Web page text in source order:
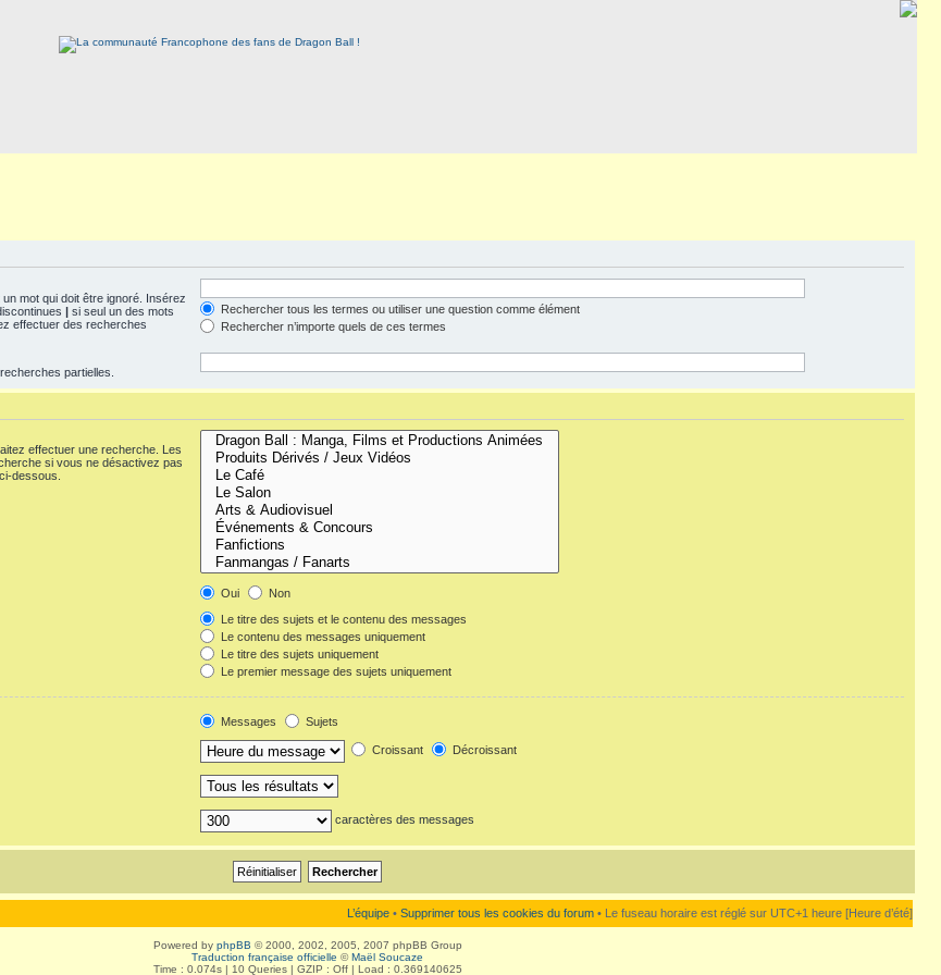
un mot qui doit être ignoré. Insérez
| si seul un des mots
effectuer des recherches
Rechercher tous les termes ou utiliser une question comme élément
Rechercher n’importe quels de ces termes
partielles.
effectuer une recherche. Les
si vous ne désactivez pas
dessous.
Oui
Non
Le titre des sujets et le contenu des messages
Le contenu des messages uniquement
Le titre des sujets uniquement
Le premier message des sujets uniquement
Messages
Sujets
Croissant Décroissant
caractères des messages
L’équipe • Supprimer tous les cookies du forum • Le fuseau horaire est réglé sur UTC+1 heure [Heure d’été]
Powered by phpBB © 2000, 2002, 2005, 2007 phpBB Group
Traduction française officielle ©Maël Soucaze
Time : 0.074s | 10 Queries | GZIP : Off | Load : 0.369140625